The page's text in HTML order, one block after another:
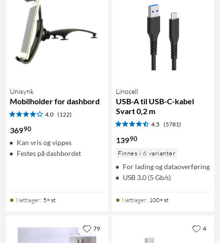
Unisynk
Mobilholder for dashbord
4.0 (122)
36990
Kan vris og vippes
Festes på dashbordet
Nettlager: 5+ st
Linocell
USB-A til USB-C-kabel
Svart 0,2 m
4.5 (5781)
13990
Finnes i 6 varianter
For lading og dataoverføring
USB 3.0 (5 Gb/s)
Nettlager: 100+ st
79 4